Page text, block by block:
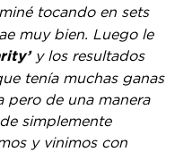
tocando en sets
muy bien. Luego le
y los resultados
tenía muchas ganas
pero de una manera
simplemente
y vinimos con